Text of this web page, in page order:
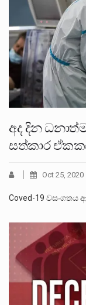
අද දින
සත්කාර
Oct 25, 2020
Coved-19 වසංගතය